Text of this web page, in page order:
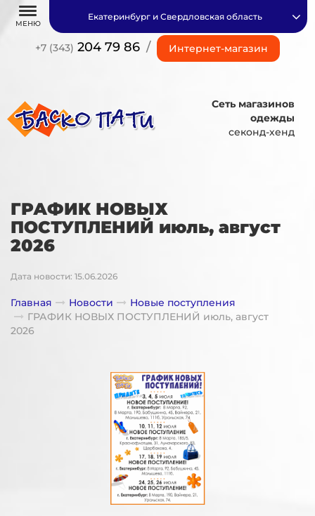
МЕНЮ
+7 (343) 204 79 86 / Интернет-магазин
Екатеринбург и Свердловская область
Сеть магазинов
одежды
секонд-хенд
ГРАФИК НОВЫХ
ПОСТУПЛЕНИЙ июль, август
2026
Дата новости: 15.06.2026
Главная Новости
Новые поступления
ГРАФИК НОВЫХ ПОСТУПЛЕНИЙ июль, август
2026